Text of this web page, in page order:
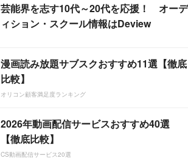
芸能界を志す10代～20代を応援！ オーデ
ィション・スクール情報はDeview
漫画読み放題サブスクおすすめ11選【徹底
比較】
オリコン顧客満足度ランキング
2026年動画配信サービスおすすめ40選
【徹底比較】
CS動画配信サービス20選